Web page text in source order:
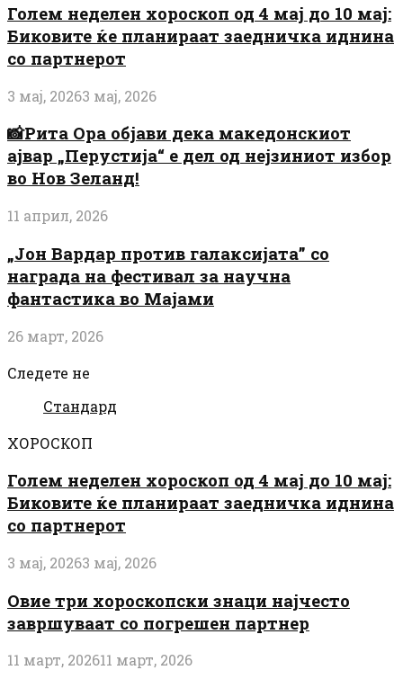
Голем неделен хороскоп од 4 мај до 10 мај:
Биковите ќе планираат заедничка иднина
со партнерот
3 мај, 20263 мај, 2026
📸Рита Ора објави дека македонскиот
ајвар „Перустија“ е дел од нејзиниот избор
во Нов Зеланд!
11 април, 2026
„Јон Вардар против галаксијата” со
награда на фестивал за научна
фантастика во Мајами
26 март, 2026
Следете не
Стандард
ХОРОСКОП
Голем неделен хороскоп од 4 мај до 10 мај:
Биковите ќе планираат заедничка иднина
со партнерот
3 мај, 20263 мај, 2026
Овие три хороскопски знаци најчесто
завршуваат со погрешен партнер
11 март, 202611 март, 2026